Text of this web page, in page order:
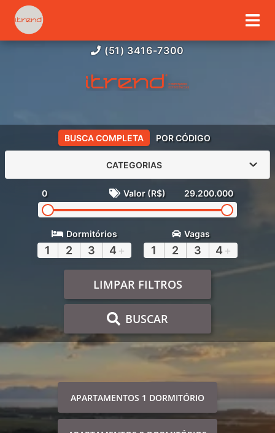
(51) 3416-7300
BUSCA COMPLETA POR CÓDIGO
CATEGORIAS
0 Valor (R$) 29.200.000
Dormitórios
1 2 3 4 +
Vagas
1 2 3 4 +
LIMPAR FILTROS
BUSCAR
APARTAMENTOS 1 DORMITÓRIO